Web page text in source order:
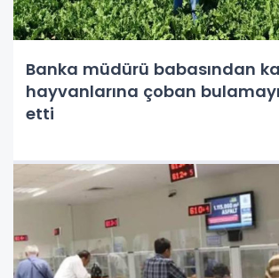
Banka müdürü babasından
hayvanlarına çoban
etti